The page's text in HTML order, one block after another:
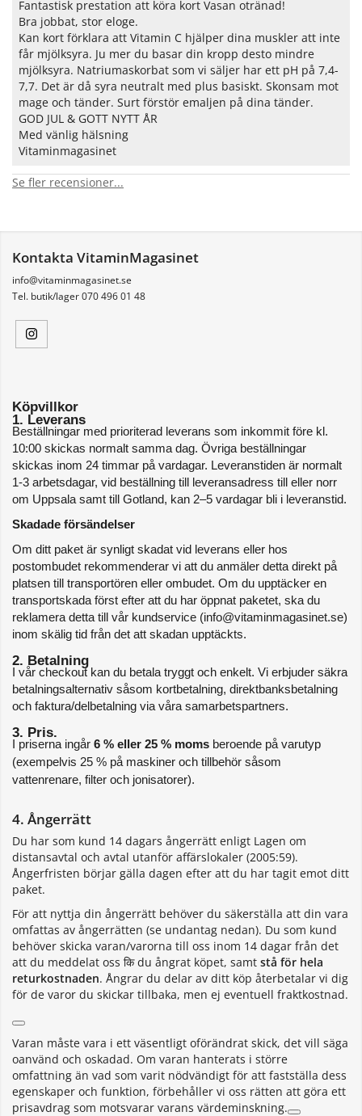
Fantastisk prestation att köra kort Vasan otränad!
Bra jobbat, stor eloge.
Kan kort förklara att Vitamin C hjälper dina muskler att inte
får mjölksyra. Ju mer du basar din kropp desto mindre
mjölksyra. Natriumaskorbat som vi säljer har ett pH på 7,4-
7,7. Det är då syra neutralt med plus basiskt. Skonsam mot
mage och tänder. Surt förstör emaljen på dina tänder.
GOD JUL & GOTT NYTT ÅR
Med vänlig hälsning
Vitaminmagasinet
Se fler recensioner...
Kontakta VitaminMagasinet
info@vitaminmagasinet.se
Tel. butik/lager 070 496 01 48
Köpvillkor
1. Leverans
Beställningar med prioriterad leverans som inkommit före kl.
10:00 skickas normalt samma dag. Övriga beställningar
skickas inom 24 timmar på vardagar. Leveranstiden är normalt
1-3 arbetsdagar, vid beställning till leveransadress till eller norr
om Uppsala samt till Gotland, kan 2–5 vardagar bli i leveranstid.
Skadade försändelser
Om ditt paket är synligt skadat vid leverans eller hos
postombudet rekommenderar vi att du anmäler detta direkt på
platsen till transportören eller ombudet. Om du upptäcker en
transportskada först efter att du har öppnat paketet, ska du
reklamera detta till vår kundservice (info@vitaminmagasinet.se)
inom skälig tid från det att skadan upptäckts.
2. Betalning
I vår checkout kan du betala tryggt och enkelt. Vi erbjuder säkra
betalningsalternativ såsom kortbetalning, direktbanksbetalning
och faktura/delbetalning via våra samarbetspartners.
3. Pris.
I priserna ingår 6 % eller 25 % moms beroende på varutyp
(exempelvis 25 % på maskiner och tillbehör såsom
vattenrenare, filter och jonisatorer).
4. Ångerrätt
Du har som kund 14 dagars ångerrätt enligt Lagen om
distansavtal och avtal utanför affärslokaler (2005:59).
Ångerfristen börjar gälla dagen efter att du har tagit emot ditt
paket.
För att nyttja din ångerrätt behöver du säkerställa att din vara
omfattas av ångerrätten (se undantag nedan). Du som kund
behöver skicka varan/varorna till oss inom 14 dagar från det
att du meddelat oss कि du ångrat köpet, samt stå för hela
returkostnaden. Ångrar du delar av ditt köp återbetalar vi dig
för de varor du skickar tillbaka, men ej eventuell fraktkostnad.
Varan måste vara i ett väsentligt oförändrat skick, det vill säga
oanvänd och oskadad. Om varan hanterats i större
omfattning än vad som varit nödvändigt för att fastställa dess
egenskaper och funktion, förbehåller vi oss rätten att göra ett
prisavdrag som motsvarar varans värdeminskning.